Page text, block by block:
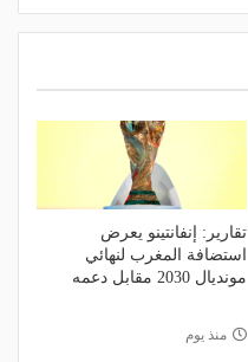
تقارير: إنفانتينو يعرض
استضافة المغرب لنهائي
مونديال 2030 مقابل دعمه
منذ يوم